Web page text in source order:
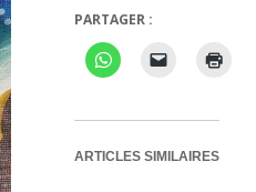
PARTAGER :
ARTICLES SIMILAIRES